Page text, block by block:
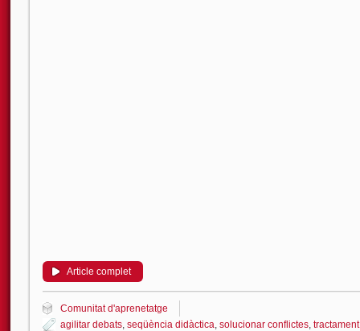
Article complet
Comunitat d'aprenetatge
agilitar debats seqüència didàctica solucionar conflictes